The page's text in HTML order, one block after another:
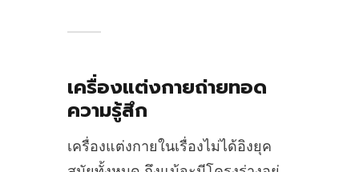
เครื่องแต่งกายถ่ายทอด
ความรู้สึก
เครื่องแต่งกายในเรื่องไม่ได้อิงยุค